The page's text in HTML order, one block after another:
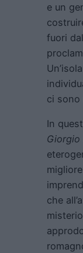
e un
fuori
ci sono
In
Giorgio
che